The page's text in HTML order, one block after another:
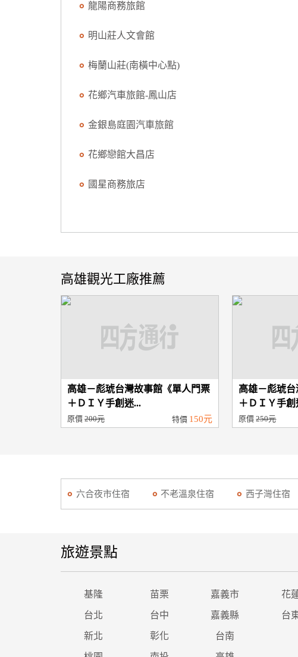
龍陽商務旅館
明山莊人文會館
梅蘭山莊(南橫中心點)
花鄉汽車旅館-鳳山店
金銀島庭園汽車旅館
花鄉戀館大昌店
國星商務旅店
高雄觀光工廠推薦
高雄－彪琥台灣故事館《單人門票
＋ＤＩＹ手創迷...
原價 200元 特價 150元
高雄－彪琥
＋ＤＩＹ手創
原價250元
六合夜市住宿 不老溫泉住宿 西子灣住宿
旅遊景點
基隆 苗栗 嘉義市 花
台北 台中 嘉義縣 台
新北 彰化 台南